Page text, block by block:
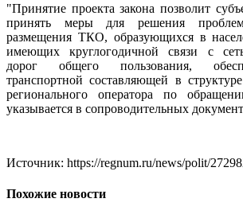
"Принятие проекта закона позволит
принять меры для решения
размещения ТКО, образующихся в
имеющих круглогодичной связи с
дорог общего пользования,
транспортной составляющей в
регионального оператора по
указывается в сопроводительных
Источник: https://regnum.ru/news/polit/
Похожие новости